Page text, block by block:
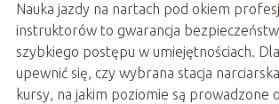
Nauka jazdy na nartach pod okiem
instruktorów to gwarancja
szybkiego postępu w umiejętnościach.
upewnić się, czy wybrana stacja
kursy, na jakim poziomie są prowadzone